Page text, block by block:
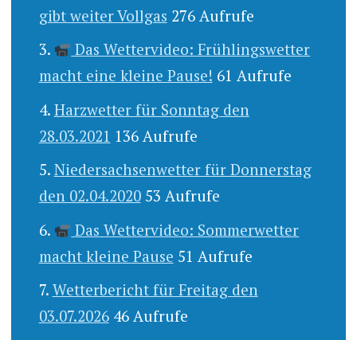
gibt weiter Vollgas 276 Aufrufe
Das Wettervideo: Frühlingswetter
macht eine kleine Pause! 61 Aufrufe
Harzwetter für Sonntag den
28.03.2021 136 Aufrufe
Niedersachsenwetter für Donnerstag
den 02.04.2020 53 Aufrufe
Das Wettervideo: Sommerwetter
macht kleine Pause 51 Aufrufe
Wetterbericht für Freitag den
03.07.2026 46 Aufrufe